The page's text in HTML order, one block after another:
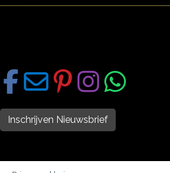
Inschrijven Nieuwsbrief